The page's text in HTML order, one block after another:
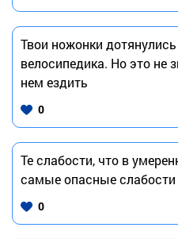
Твои ножонки
велосипедика. Но это не
нем ездить
0
Те слабости, что в
самые опасные слабости
0